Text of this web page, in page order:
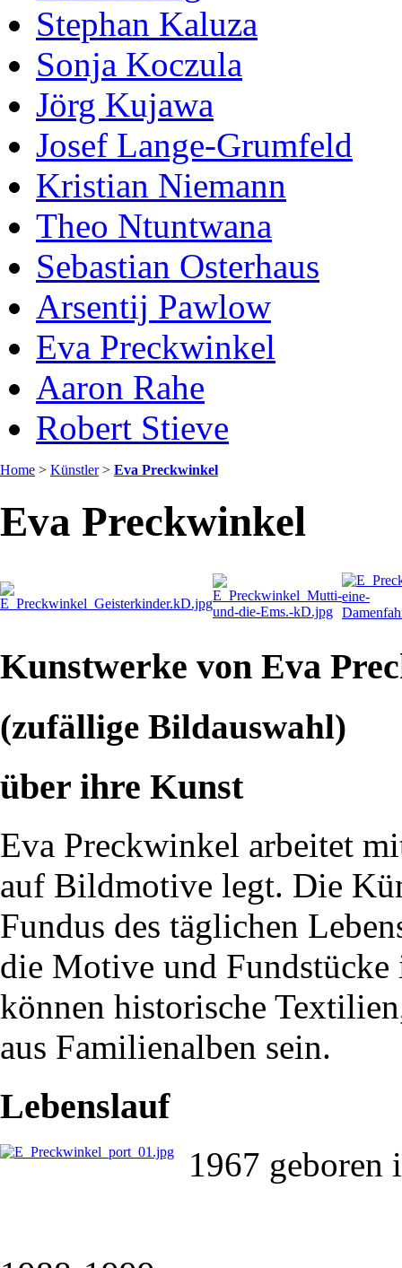
Stephan Kaluza
Sonja Koczula
Jörg Kujawa
Josef Lange-Grumfeld
Kristian Niemann
Theo Ntuntwana
Sebastian Osterhaus
Arsentij Pawlow
Eva Preckwinkel
Aaron Rahe
Robert Stieve
Home > Künstler > Eva Preckwinkel
Eva Preckwinkel
Kunstwerke von Eva
(zufällige Bildauswahl)
über ihre Kunst
Eva Preckwinkel arbeitet
auf Bildmotive legt. Die
Fundus des täglichen
die Motive und
können historische
aus Familienalben sein.
Lebenslauf
1967 geboren